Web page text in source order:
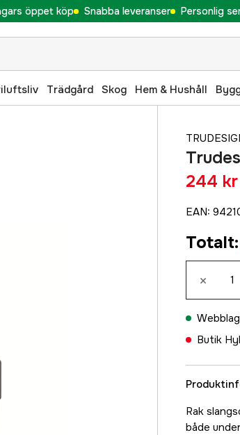
öppet köp Snabba leveranser Personlig
Trädgård Skog Hem & Hushåll
244 kr
EAN:
Totalt:
×
Butik
Rak
både